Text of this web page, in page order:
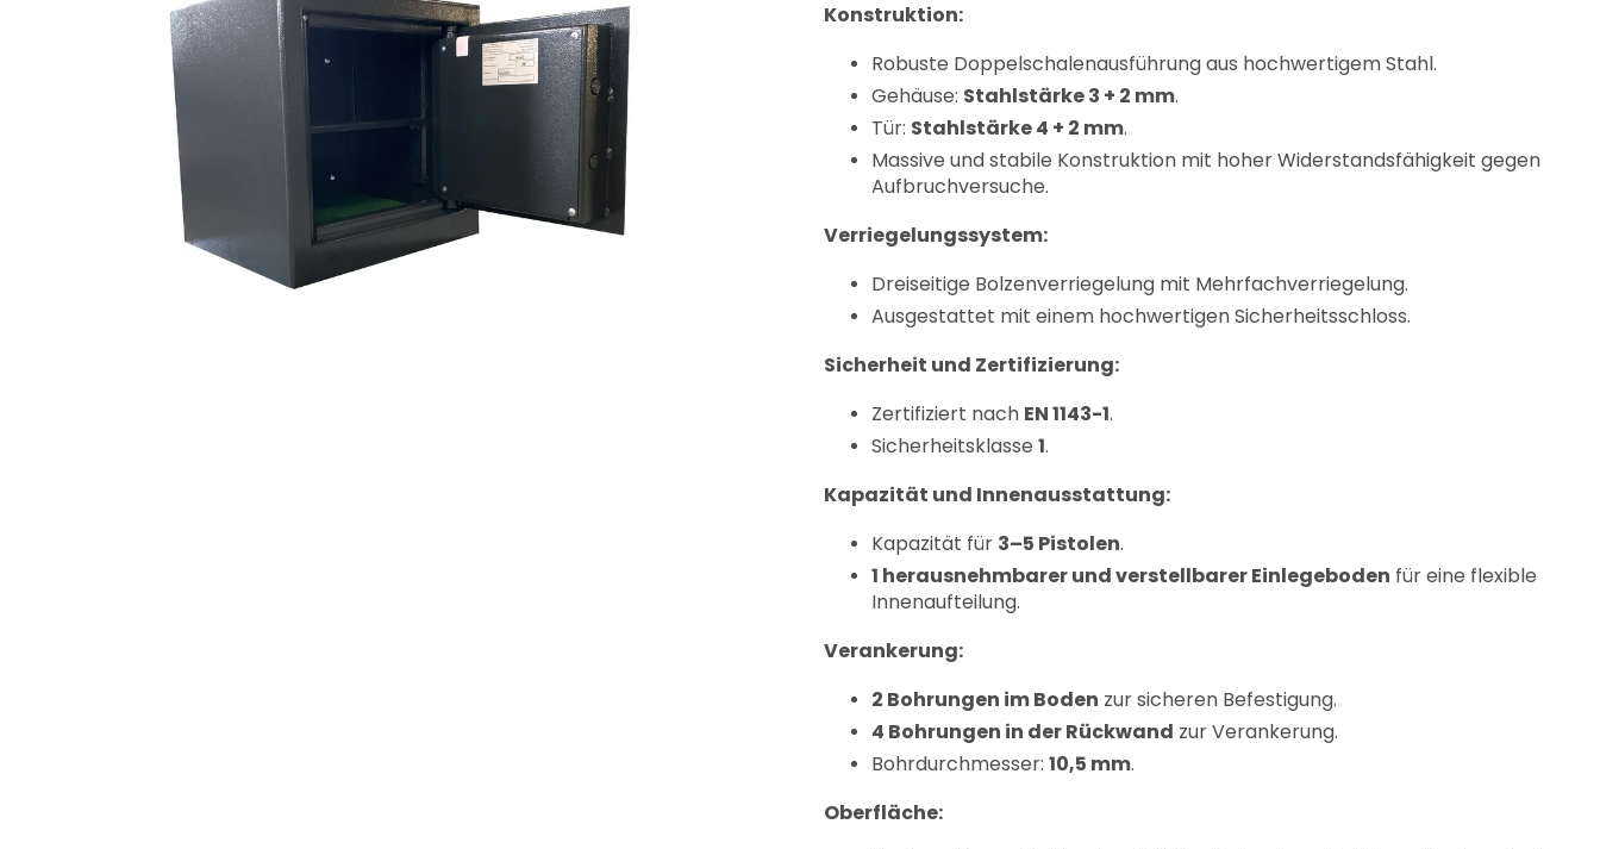
Konstruktion:
Robuste Doppelschalenausführung aus hochwertigem Stahl.
Gehäuse: Stahlstärke 3 + 2 mm.
Tür: Stahlstärke 4 + 2 mm.
Massive und stabile Konstruktion mit hoher Widerstandsfähigkeit gegen
Aufbruchversuche.
Verriegelungssystem:
Dreiseitige Bolzenverriegelung mit Mehrfachverriegelung.
Ausgestattet mit einem hochwertigen Sicherheitsschloss.
Sicherheit und Zertifizierung:
Zertifiziert nach EN 1143-1.
Sicherheitsklasse 1.
Kapazität und Innenausstattung:
Kapazität für 3–5 Pistolen.
1 herausnehmbarer und verstellbarer Einlegeboden für eine flexible
Innenaufteilung.
Verankerung:
2 Bohrungen im Boden zur sicheren Befestigung.
4 Bohrungen in der Rückwand zur Verankerung.
Bohrdurchmesser: 10,5 mm.
Oberfläche: